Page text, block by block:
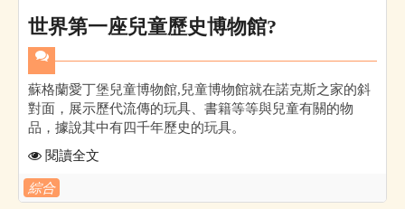
世界第一座兒童歷史博物館?
蘇格蘭愛丁堡兒童博物館,兒童博物館就在諾克斯之家的斜
對面，展示歷代流傳的玩具、書籍等等與兒童有關的物
品，據說其中有四千年歷史的玩具。
閱讀全文
綜合